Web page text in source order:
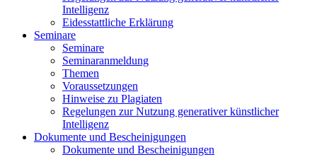
Intelligenz
Eidesstattliche Erklärung
Seminare
Seminare
Seminaranmeldung
Themen
Voraussetzungen
Hinweise zu Plagiaten
Regelungen zur Nutzung generativer künstlicher
Intelligenz
Dokumente und Bescheinigungen
Dokumente und Bescheinigungen